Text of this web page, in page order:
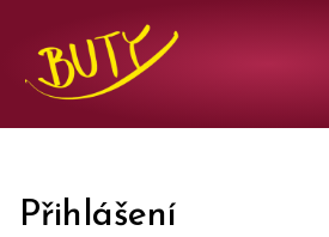
Přihlášení